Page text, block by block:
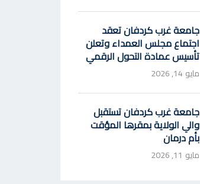
جامعة غرب كردفان تعقد
اجتماع مجلس العمداء وتعلن
تأسيس عمادة التحول الرقمي
مايو 14, 2026
جامعة غرب كردفان تستقبل
والي الولاية بمقرها المؤقت
بأم درمان
مايو 11, 2026